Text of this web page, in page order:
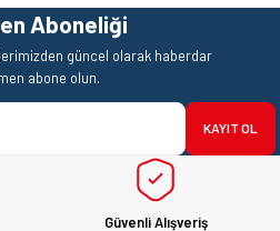
görüntülenemiyor.
bulunuyor.
olmalı.
Aboneliği
güncel olarak haberdar
abone olun.
KAYIT OL
Güvenli Alışveriş